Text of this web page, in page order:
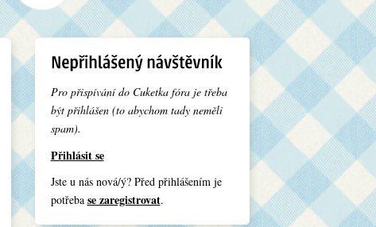
Pro přispívání do Cuketka fóra je třeba
být přihlášen (to abychom tady neměli
spam).
Přihlásit se
Jste u nás nová/ý? Před přihlášením je
potřeba se zaregistrovat.